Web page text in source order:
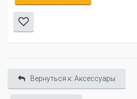
Вернуться к: Аксессуары